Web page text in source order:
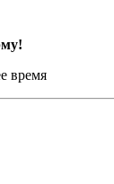
время